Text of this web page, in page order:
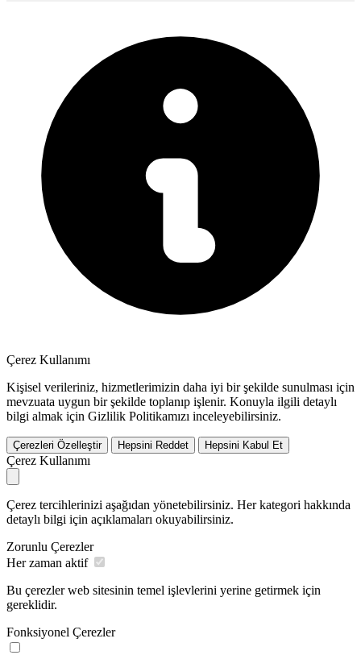
Çerez Kullanımı
Kişisel verileriniz, hizmetlerimizin daha iyi bir şekilde sunulması için
mevzuata uygun bir şekilde toplanıp işlenir. Konuyla ilgili detaylı
bilgi almak için Gizlilik Politikamızı inceleyebilirsiniz.
Çerezleri Özelleştir Hepsini Reddet Hepsini Kabul Et
Çerez Kullanımı
Çerez tercihlerinizi aşağıdan yönetebilirsiniz. Her kategori hakkında
detaylı bilgi için açıklamaları okuyabilirsiniz.
Zorunlu Çerezler
Her zaman aktif
Bu çerezler web sitesinin temel işlevlerini yerine getirmek için
gereklidir.
Fonksiyonel Çerezler